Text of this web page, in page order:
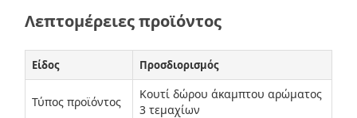
Λεπτομέρειες προϊόντος
Είδος Προσδιορισμός
Τύπος προϊόντος
Κουτί δώρου άκαμπτου αρώματος
3 τεμαχίων